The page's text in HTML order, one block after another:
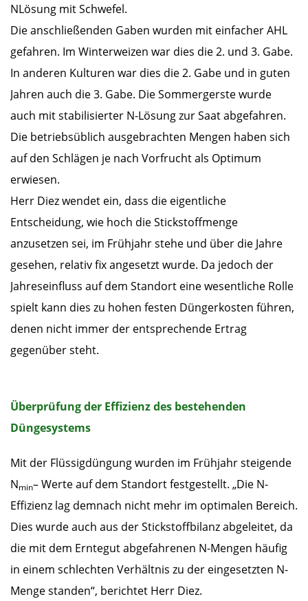
NLösung mit Schwefel.
Die anschließenden Gaben wurden mit einfacher AHL
gefahren. Im Winterweizen war dies die 2. und 3. Gabe.
In anderen Kulturen war dies die 2. Gabe und in guten
Jahren auch die 3. Gabe. Die Sommergerste wurde
auch mit stabilisierter N-Lösung zur Saat abgefahren.
Die betriebsüblich ausgebrachten Mengen haben sich
auf den Schlägen je nach Vorfrucht als Optimum
erwiesen.
Herr Diez wendet ein, dass die eigentliche
Entscheidung, wie hoch die Stickstoffmenge
anzusetzen sei, im Frühjahr stehe und über die Jahre
gesehen, relativ fix angesetzt wurde. Da jedoch der
Jahreseinfluss auf dem Standort eine wesentliche Rolle
spielt kann dies zu hohen festen Düngerkosten führen,
denen nicht immer der entsprechende Ertrag
gegenüber steht.
Überprüfung der Effizienz des bestehenden
Düngesystems
Mit der Flüssigdüngung wurden im Frühjahr steigende
Nmin– Werte auf dem Standort festgestellt. „Die N-
Effizienz lag demnach nicht mehr im optimalen Bereich.
Dies wurde auch aus der Stickstoffbilanz abgeleitet, da
die mit dem Erntegut abgefahrenen N-Mengen häufig
in einem schlechten Verhältnis zu der eingesetzten N-
Menge standen“, berichtet Herr Diez.